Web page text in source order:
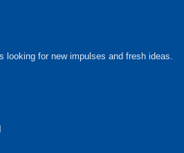
looking for new impulses and fresh ideas.